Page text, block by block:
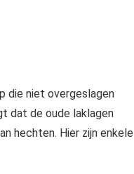
die niet overgeslagen
dat de oude laklagen
hechten. Hier zijn enkele